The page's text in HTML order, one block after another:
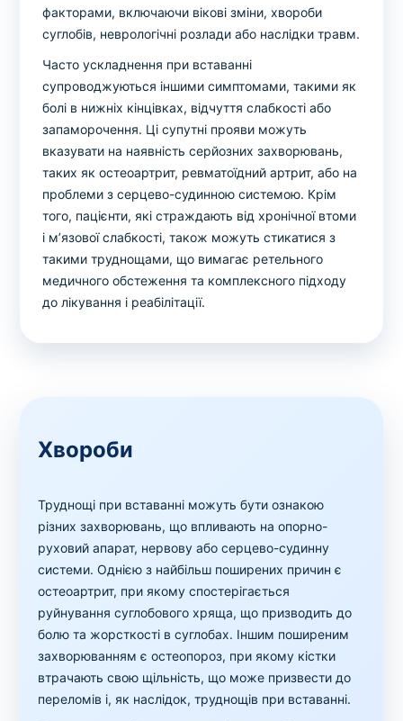
факторами, включаючи вікові зміни, хвороби
суглобів, неврологічні розлади або наслідки травм.
Часто ускладнення при вставанні
супроводжуються іншими симптомами, такими як
болі в нижніх кінцівках, відчуття слабкості або
запаморочення. Ці супутні прояви можуть
вказувати на наявність серйозних захворювань,
таких як остеоартрит, ревматоїдний артрит, або на
проблеми з серцево-судинною системою. Крім
того, пацієнти, які страждають від хронічної втоми
і м’язової слабкості, також можуть стикатися з
такими труднощами, що вимагає ретельного
медичного обстеження та комплексного підходу
до лікування і реабілітації.
Хвороби
Труднощі при вставанні можуть бути ознакою
різних захворювань, що впливають на опорно-
руховий апарат, нервову або серцево-судинну
системи. Однією з найбільш поширених причин є
остеоартрит, при якому спостерігається
руйнування суглобового хряща, що призводить до
болю та жорсткості в суглобах. Іншим поширеним
захворюванням є остеопороз, при якому кістки
втрачають свою щільність, що може призвести до
переломів і, як наслідок, труднощів при вставанні.